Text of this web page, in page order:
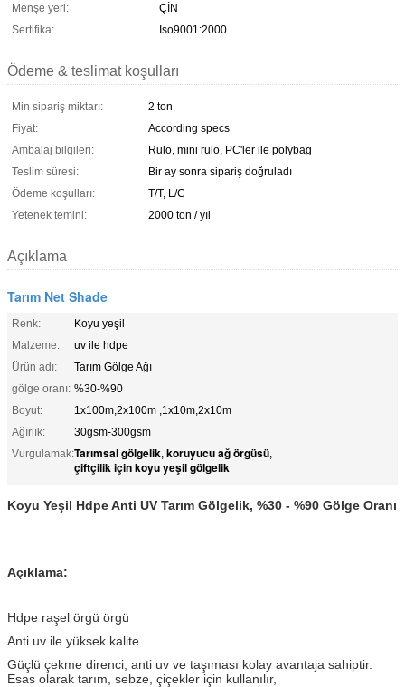
Menşe yeri:
ÇİN
Sertifika:
Iso9001:2000
Ödeme & teslimat koşulları
Min sipariş miktarı:
2 ton
Fiyat:
According specs
Ambalaj bilgileri:
Rulo, mini rulo, PC'ler ile polybag
Teslim süresi:
Bir ay sonra sipariş doğruladı
Ödeme koşulları:
T/T, L/C
Yetenek temini:
2000 ton / yıl
Açıklama
Tarım Net Shade
Renk:
Koyu yeşil
Malzeme:
uv ile hdpe
Ürün adı:
Tarım Gölge Ağı
gölge oranı: %30-%90
Boyut:
1x100m,2x100m ,1x10m,2x10m
Ağırlık:
30gsm-300gsm
Vurgulamak:Tarımsal gölgelik, koruyucu ağ örgüsü,
çiftçilik için koyu yeşil gölgelik
Koyu Yeşil Hdpe Anti UV Tarım Gölgelik, %30 - %90 Gölge Oranı
Açıklama:
Hdpe raşel örgü örgü
Anti uv ile yüksek kalite
Güçlü çekme direnci, anti uv ve taşıması kolay avantaja sahiptir.
Esas olarak tarım, sebze, çiçekler için kullanılır,